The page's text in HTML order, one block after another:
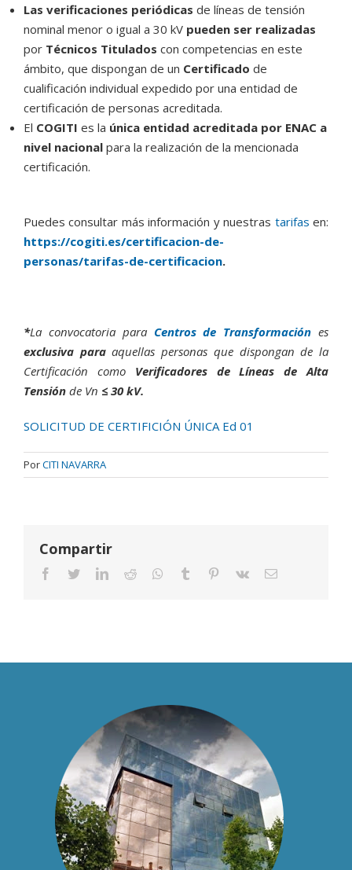
Las verificaciones periódicas de líneas de tensión
nominal menor o igual a 30 kV pueden ser realizadas
por Técnicos Titulados con competencias en este
ámbito, que dispongan de un Certificado de
cualificación individual expedido por una entidad de
certificación de personas acreditada.
El COGITI es la única entidad acreditada por ENAC a
nivel nacional para la realización de la mencionada
certificación.
Puedes consultar más información y nuestras tarifas en:
https://cogiti.es/certificacion-de-
personas/tarifas-de-certificacion.
*La convocatoria para Centros de Transformación es
exclusiva paraaquellas personas que dispongan de la
Certificación como Verificadores de Líneas de Alta
Tensión de Vn ≤ 30 kV.
SOLICITUD DE CERTIFICIÓN ÚNICA Ed 01
PorCITI NAVARRA
Compartir
Facebook
TwitterLinkedIn
Reddit Whatsapp
Tumblr Pinterest
Vk Email